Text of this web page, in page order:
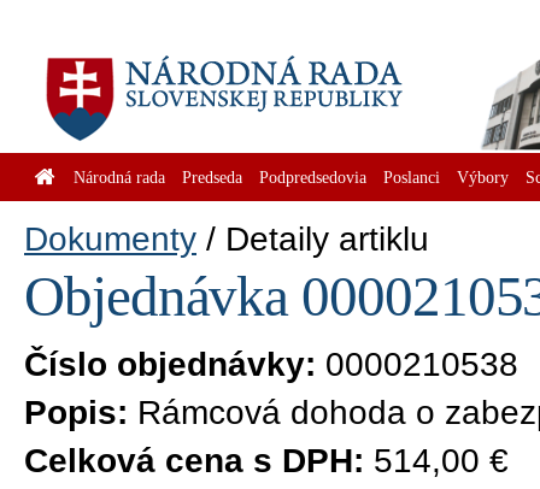
Národná rada Predseda Podpredsedovia Poslanci Výbory
Dokumenty Detaily artiklu
Objednávka
Číslo objednávky: 0000210538
Popis: Rámcová dohoda o
Celková cena s DPH: 514,00 €